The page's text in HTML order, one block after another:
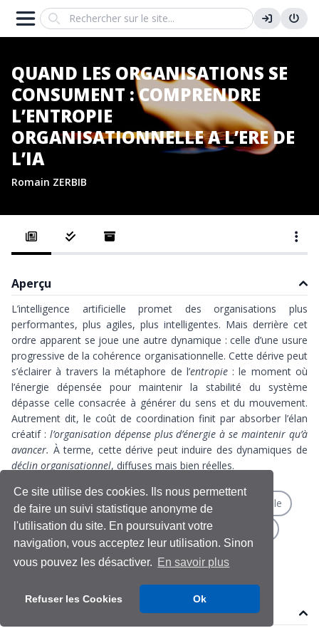
Ce site utilise des cookies. Ils nous permettent
de faire un suivi statistique anonyme de
l'utilisation du site. En poursuivant votre
navigation, vous acceptez leur utilisation. Sinon
vous pouvez les désactiver. En savoir plus
Refuser les Cookies Ok
Search
QUAND LES ORGANISATIONS SE
CONSUMENT : COMPRENDRE
L’ENTROPIE
ORGANISATIONNELLE A L’ERE DE
L’IA
Romain ZERBIB
Aperçu
L’intelligence artificielle promet des organisations plus
performantes, plus agiles, plus intelligentes. Mais derrière cet
ordre apparent se joue une autre dynamique : celle d’une usure
progressive de la cohérence organisationnelle. Cette dérive peut
s’éclairer à travers la métaphore de l’entropie: le moment où
l’énergie dépensée pour maintenir la stabilité du système
dépasse celle consacrée à générer du sens et du mouvement.
Autrement dit, le coût de coordination finit par absorber l’élan
créatif : l’organisation dépense plus d’énergie à se maintenir qu’à
avancer. À terme, cette dérive peut induire des dynamiques de
déclin organisationnel, diffuses mais bien réelles.
cohérence Complexité
entropie organisationnelle
IA et management
performance organisationnelle
Transformation Numérique